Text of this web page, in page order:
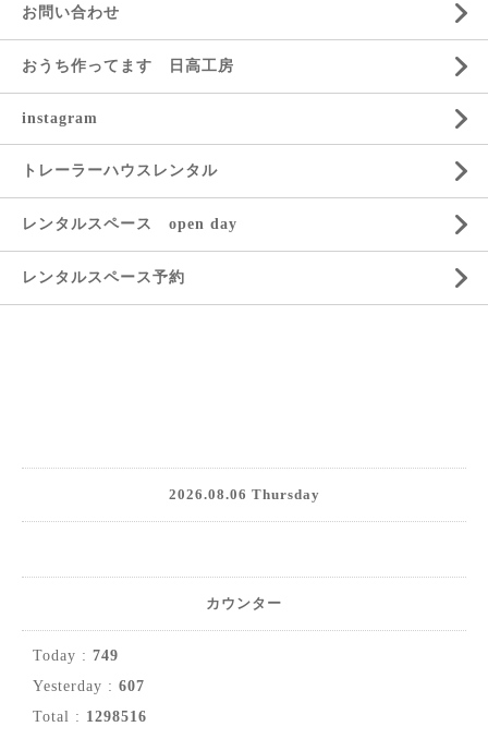
お問い合わせ
おうち作ってます 日高工房
instagram
トレーラーハウスレンタル
レンタルスペース open day
レンタルスペース予約
2026.08.06 Thursday
カウンター
Today : 749
Yesterday : 607
Total : 1298516